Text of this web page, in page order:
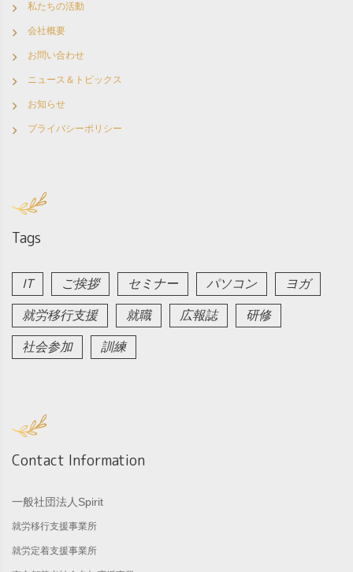
私たちの活動
会社概要
お問い合わせ
ニュース＆トピックス
お知らせ
プライバシーポリシー
Tags
IT ご挨拶 セミナー パソコン
ヨガ
就労移行支援
就職 広報誌
研修
社会参加
訓練
Contact Information
一般社団法人Spirit
就労移行支援事業所
就労定着支援事業所